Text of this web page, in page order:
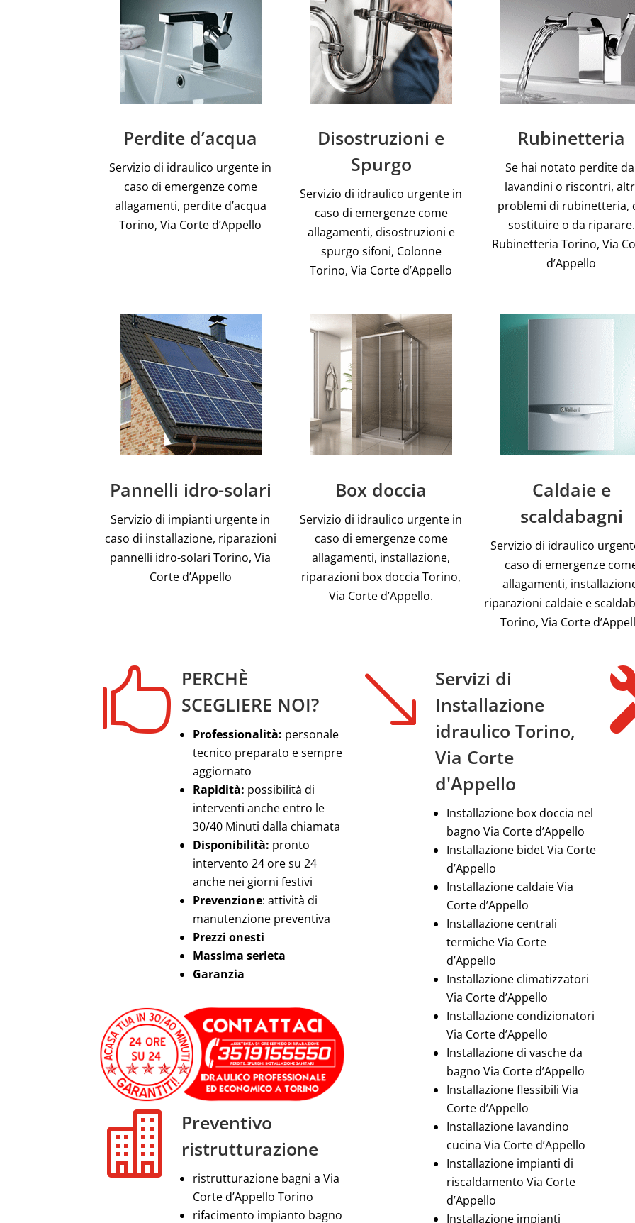
Perdite d’acqua
Servizio di idraulico urgente in
caso di emergenze come
allagamenti, perdite d’acqua
Torino, Via Corte d’Appello
Disostruzioni e
Spurgo
Servizio di idraulico urgente in
caso di emergenze come
allagamenti, disostruzioni e
spurgo sifoni, Colonne
Torino, Via Corte d’Appello
Rubinetteria
Se hai notato perdite
lavandini o riscontri,
problemi di rubinetteria,
sostituire o da riparare.
Rubinetteria Torino, Via
d’Appello
Pannelli idro-solari
Servizio di impianti urgente in
caso di installazione, riparazioni
pannelli idro-solari Torino, Via
Corte d’Appello
Box doccia
Servizio di idraulico urgente in
caso di emergenze come
allagamenti, installazione,
riparazioni box doccia Torino,
Via Corte d’Appello.
Caldaie e
scaldabagni
Servizio di idraulico
caso di emergenze
allagamenti,
riparazioni caldaie e
Torino, Via Corte
 PERCHÈ
SCEGLIERE NOI?
Professionalità: personale
tecnico preparato e sempre
aggiornato
Rapidità: possibilità di
interventi anche entro le
30/40 Minuti dalla chiamata
Disponibilità: pronto
intervento 24 ore su 24
anche nei giorni festivi
Prevenzione: attività di
manutenzione preventiva
Prezzi onesti
Massima serieta
Garanzia

Preventivo
ristrutturazione
ristrutturazione bagni a Via
Corte d’Appello Torino
rifacimento impianto bagno
'
Servizi di
Installazione
idraulico Torino,
Via Corte
d'Appello
Installazione box doccia nel
bagno Via Corte d’Appello
Installazione bidet Via Corte
d’Appello
Installazione caldaie Via
Corte d’Appello
Installazione centrali
termiche Via Corte
d’Appello
Installazione climatizzatori
Via Corte d’Appello
Installazione condizionatori
Via Corte d’Appello
Installazione di vasche da
bagno Via Corte d’Appello
Installazione flessibili Via
Corte d’Appello
Installazione lavandino
cucina Via Corte d’Appello
Installazione impianti di
riscaldamento Via Corte
d’Appello
Installazione impianti